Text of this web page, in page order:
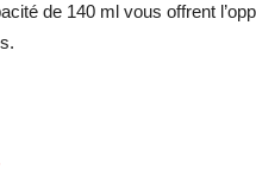
de 140 ml vous offrent